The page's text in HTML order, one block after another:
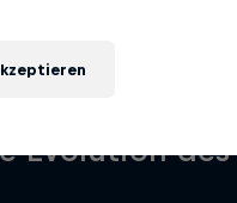
Geschichte
Evolution des